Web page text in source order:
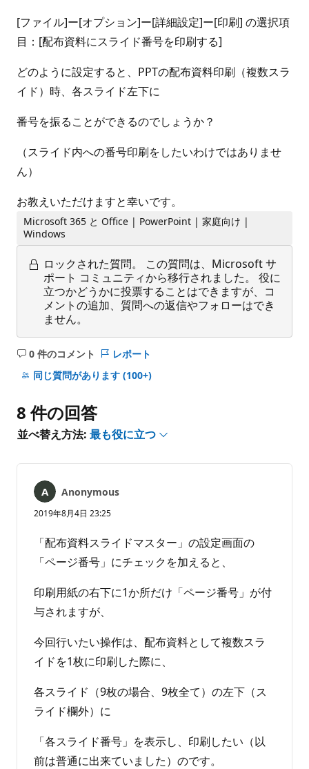
[ファイル]ー[オプション]ー[詳細設定]ー[印刷] の選択項
目：[配布資料にスライド番号を印刷する]
どのように設定すると、PPTの配布資料印刷（複数スラ
イド）時、各スライド左下に
番号を振ることができるのでしょうか？
（スライド内への番号印刷をしたいわけではありませ
ん）
お教えいただけますと幸いです。
Microsoft 365 と Office | PowerPoint | 家庭向け |
Windows
ロックされた質問。
この質問は、Microsoft サ
ポート コミュニティから移行されました。 役に
立つかどうかに投票することはできますが、コ
メントの追加、質問への返信やフォローはでき
ません。
0 件のコメント
コ
メ
は
あ
ま
ん
レポート
同じ質問があります (100+)
8 件の回答
並べ替え方法: 最も役に立つ
Anonymous
2019年8月4日 23:25
「配布資料スライドマスター」の設定画面の
「ページ番号」にチェックを加えると、
印刷用紙の右下に1か所だけ「ページ番号」が付
与されますが、
今回行いたい操作は、配布資料として複数スラ
イドを1枚に印刷した際に、
各スライド（9枚の場合、9枚全て）の左下（ス
ライド欄外）に
「各スライド番号」を表示し、印刷したい（以
前は普通に出来ていました）のです。